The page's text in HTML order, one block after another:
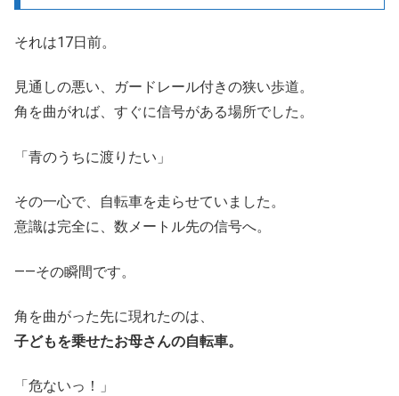
それは17日前。
見通しの悪い、ガードレール付きの狭い歩道。
角を曲がれば、すぐに信号がある場所でした。
「青のうちに渡りたい」
その一心で、自転車を走らせていました。
意識は完全に、数メートル先の信号へ。
――その瞬間です。
角を曲がった先に現れたのは、
子どもを乗せたお母さんの自転車。
「危ないっ！」